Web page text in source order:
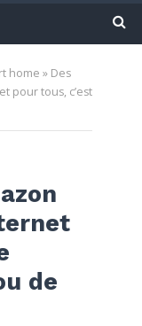
home » Des
pour tous, c’est
de